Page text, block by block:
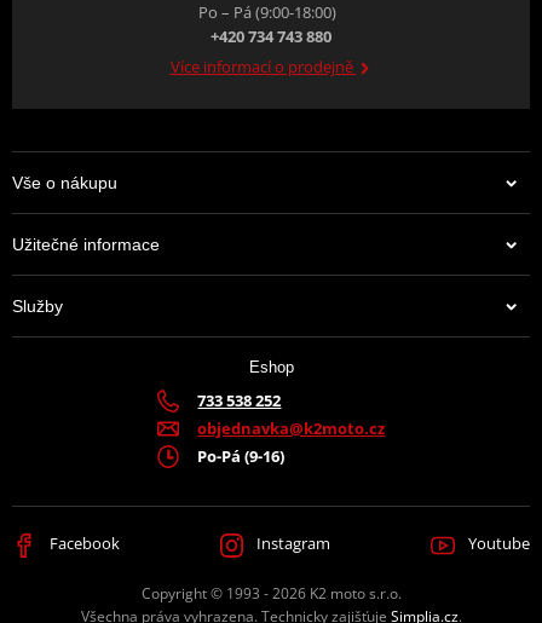
Po – Pá (9:00-18:00)
+420 734 743 880
Více informací o prodejně
Vše o nákupu
Užitečné informace
Služby
Eshop
733 538 252
objednavka@k2moto.cz
Po-Pá (9-16)
Facebook Instagram Youtube
Copyright © 1993 - 2026 K2 moto s.r.o.
Všechna práva vyhrazena. Technicky zajišťuje Simplia.cz.